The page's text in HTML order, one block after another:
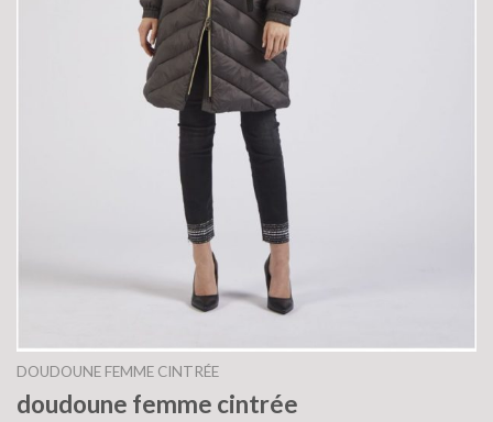
DOUDOUNE FEMME CINTRÉE
doudoune femme cintrée